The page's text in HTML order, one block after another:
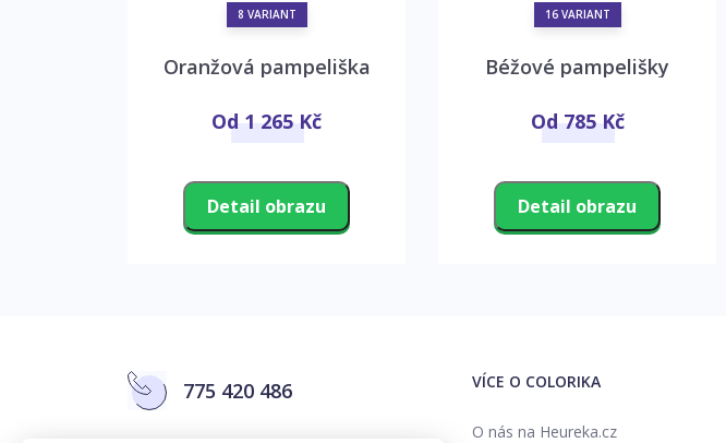
8 VARIANT
Oranžová pampeliška
Od 1 265 Kč
Detail obrazu
16 VARIANT
Béžové pampelišky
Od 785 Kč
Detail obrazu
775 420 486 VÍCE O COLORIKA
O nás na Heureka.cz